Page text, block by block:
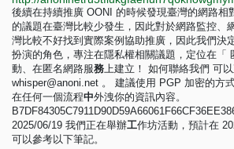
後續在持續推廣 OONI 的時候發現臺灣的網路相
的議題在臺灣比較少發生，因此對於網路監控、
灣比較不好找到實際案例協助推廣，因此我們決
扮演的角色，專注在隱私權相關議題，定位在「
動、在匿名網路服務上建立！ 如何聯絡我們 可
whisper@anoni.net 。 建議使用 PGP 加密的方
在任何一個流程中外洩你的資訊內容。
2025/06/19 我們正在舉辦工作坊活動，預計在
可以參考以下筆記。